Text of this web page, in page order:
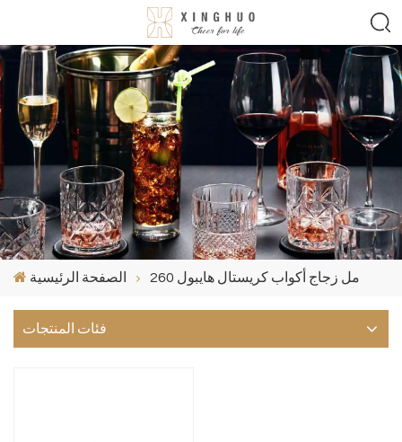
الصفحة الرئيسية 260 مل زجاج أكواب كريستال هايبول
فئات المنتجات